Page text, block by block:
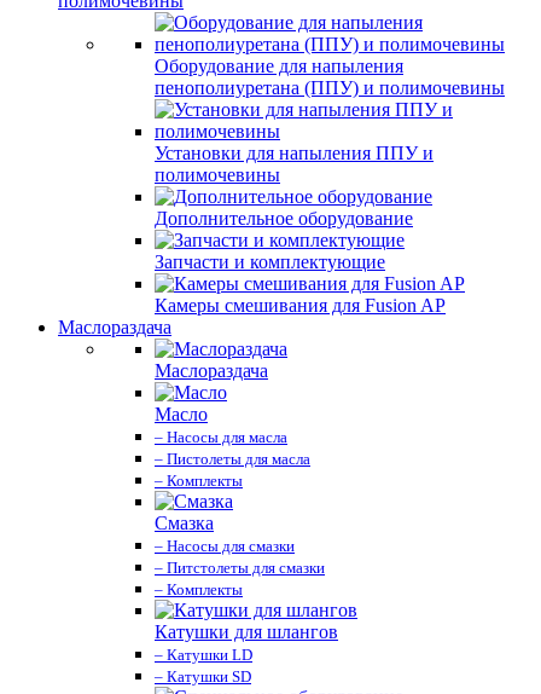
Оборудование для напыления
пенополиуретана (ППУ) и полимочевины
Установки для напыления ППУ и
полимочевины
Дополнительное оборудование
Запчасти и комплектующие
Камеры смешивания для Fusion AP
Маслораздача
Маслораздача
Масло
– Насосы для масла
– Пистолеты для масла
– Комплекты
Смазка
– Насосы для смазки
– Питстолеты для смазки
– Комплекты
Катушки для шлангов
– Катушки LD
– Катушки SD